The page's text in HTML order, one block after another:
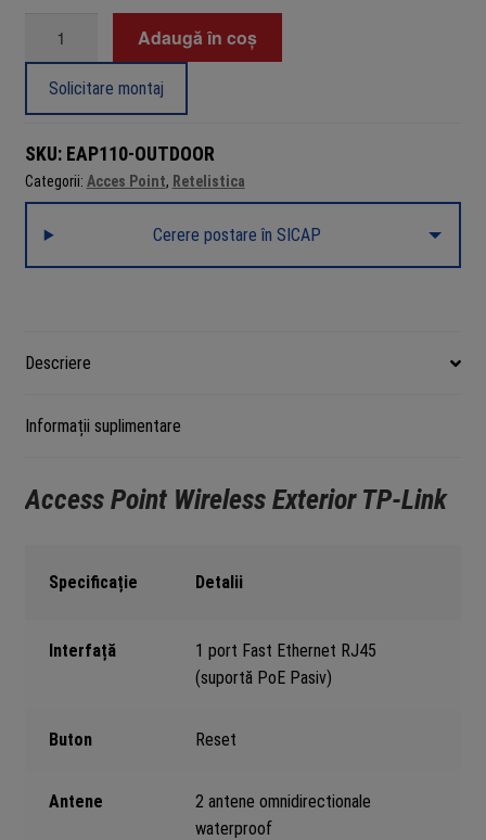
Point
TP-
Link
OUTDOOR:
Conectivitate
Mbps
IP65
Adaugă în coș
Solicitare montaj
SKU: EAP110-OUTDOOR
Categorii: Acces Point, Retelistica
Cerere postare în SICAP
Descriere
Informații suplimentare
Access Point Wireless Exterior TP-Link
Specificație Detalii
Interfață
1 port Fast Ethernet RJ45
(suportă PoE Pasiv)
Buton Reset
Antene
2 antene omnidirectionale
waterproof